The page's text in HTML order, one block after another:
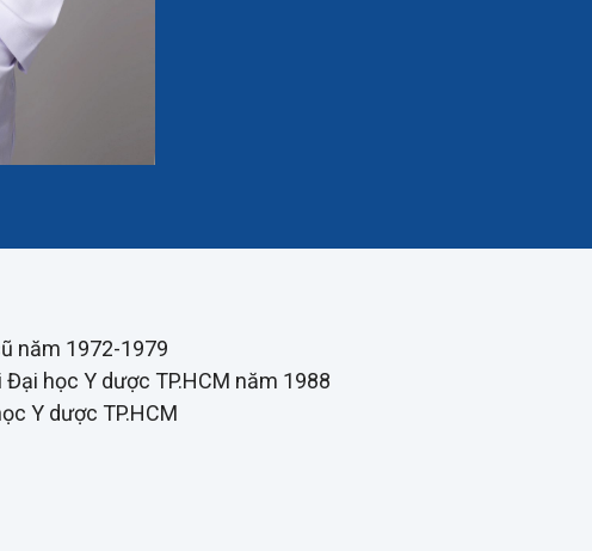
năm 1972-1979
học Y dược TP.HCM năm 1988
Y dược TP.HCM